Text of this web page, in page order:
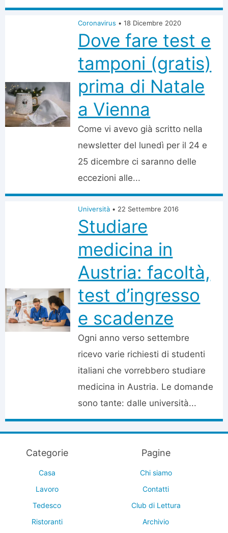
Coronavirus • 18 Dicembre 2020
Dove fare test e
tamponi (gratis)
prima di Natale
a Vienna
Come vi avevo già scritto nella
newsletter del lunedì per il 24 e
25 dicembre ci saranno delle
eccezioni alle...
Università • 22 Settembre 2016
Studiare
medicina in
Austria: facoltà,
test d’ingresso
e scadenze
Ogni anno verso settembre
ricevo varie richiesti di studenti
italiani che vorrebbero studiare
medicina in Austria. Le domande
sono tante: dalle università...
Categorie
Casa
Lavoro
Tedesco
Ristoranti
Pagine
Chi siamo
Contatti
Club di Lettura
Archivio